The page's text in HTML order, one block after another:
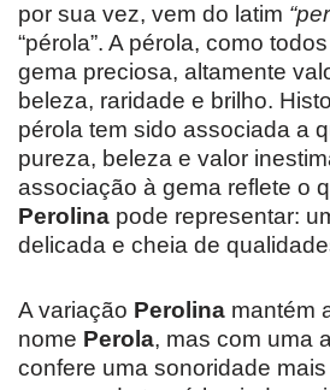
por sua vez, vem do latim
“pérola”. A pérola, como
gema preciosa, altamente
beleza, raridade e brilho.
pérola tem sido associada a
pureza, beleza e valor
associação à gema reflete o
Perolina pode representar:
delicada e cheia de
A variação Perolina mantém
nome Perola, mas com uma
confere uma sonoridade